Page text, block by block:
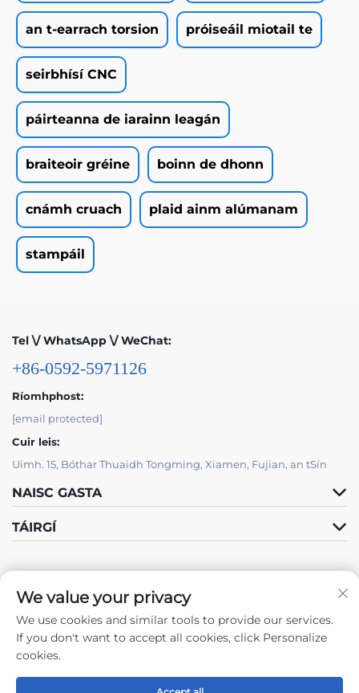
an t-earrach torsion próiseáil miotail te
seirbhísí CNC
páirteanna de iarainn leagán
braiteoir gréine boinn de dhonn
cnámh cruach plaid ainm alúmanam
stampáil
Tel \/ WhatsApp \/ WeChat:
+86-0592-5971126
Ríomhphost:
[email protected]
Cuir leis:
Uimh. 15, Bóthar Thuaidh Tongming, Xiamen, Fujian, an tSín
NAISC GASTA
TÁIRGÍ
Lean ar aghaidh linn
We value your privacy
We use cookies and similar tools to provide our services.
If you don't want to accept all cookies, click Personalize
cookies.